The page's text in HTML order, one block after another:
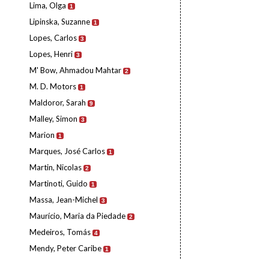
Lima, Olga 1
Lipinska, Suzanne 1
Lopes, Carlos 3
Lopes, Henri 3
M' Bow, Ahmadou Mahtar 2
M. D. Motors 1
Maldoror, Sarah 9
Malley, Simon 3
Marion 1
Marques, José Carlos 1
Martin, Nicolas 2
Martinoti, Guido 1
Massa, Jean-Michel 3
Maurício, Maria da Piedade 2
Medeiros, Tomás 4
Mendy, Peter Caribe 1